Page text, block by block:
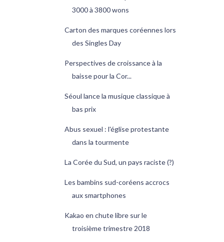
3000 à 3800 wons
Carton des marques coréennes lors
des Singles Day
Perspectives de croissance à la
baisse pour la Cor...
Séoul lance la musique classique à
bas prix
Abus sexuel : l'église protestante
dans la tourmente
La Corée du Sud, un pays raciste (?)
Les bambins sud-coréens accrocs
aux smartphones
Kakao en chute libre sur le
troisième trimestre 2018